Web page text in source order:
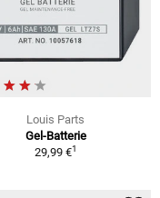
Louis Parts
Gel-Batterie
29,99 €1